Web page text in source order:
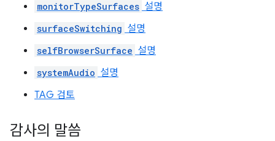
monitorTypeSurfaces 설명
surfaceSwitching 설명
selfBrowserSurface 설명
systemAudio 설명
TAG 검토
감사의 말씀